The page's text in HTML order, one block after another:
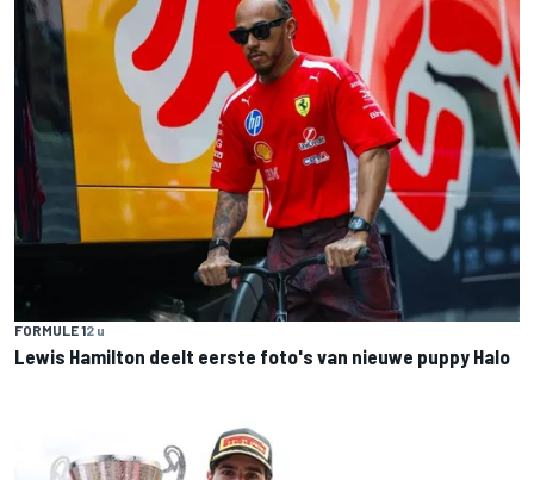
FORMULE 12 u
Lewis Hamilton deelt eerste foto's van nieuwe puppy Halo